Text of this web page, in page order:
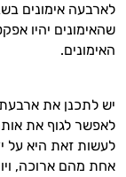
לארבעה אימונים
שהאימונים יהיו
האימונים.
יש לתכנן את
לאפשר לגוף את
לעשות זאת היא על
אחת מהם ארוכה,